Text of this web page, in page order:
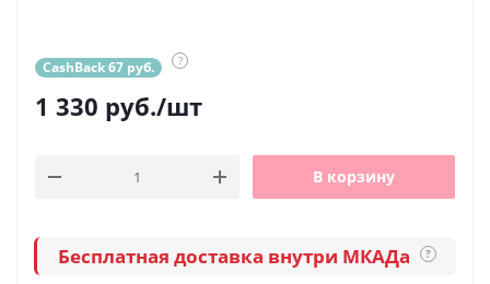
CashBack 67 руб. ?
1 330 руб./шт
В корзину
Бесплатная доставка внутри МКАДа ?